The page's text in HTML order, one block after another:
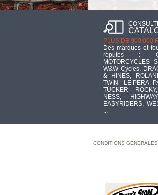
PLUS DE 900 000
Des marques et
réputés :
MOTORCYCLES
W&W Cycles,
& HINES,
TWIN - LE PERA,
TUCKER
NESS,
EASYRIDERS,
CONDITIONS